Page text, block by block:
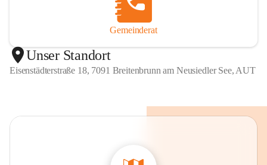
Gemeinderat
Unser Standort
Eisenstädterstraße 18, 7091 Breitenbrunn am Neusiedler See, AUT